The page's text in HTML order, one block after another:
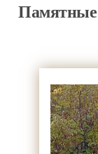
Памятные